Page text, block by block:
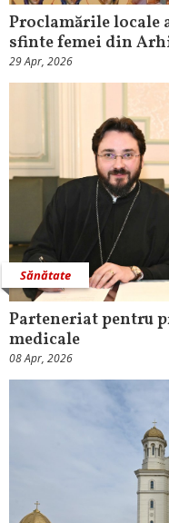
Proclamările locale
sfinte femei din
29 Apr, 2026
Sănătate
Parteneriat pentru
medicale
08 Apr, 2026